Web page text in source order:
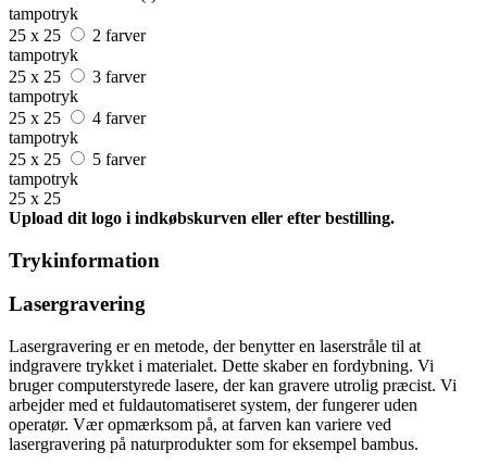
tampotryk
25 x 25
2 farver
tampotryk
25 x 25
3 farver
tampotryk
25 x 25
4 farver
tampotryk
25 x 25
5 farver
tampotryk
25 x 25
Upload dit logo i indkøbskurven eller efter bestilling.
Trykinformation
Lasergravering
Lasergravering er en metode, der benytter en laserstråle til at
indgravere trykket i materialet. Dette skaber en fordybning. Vi
bruger computerstyrede lasere, der kan gravere utrolig præcist. Vi
arbejder med et fuldautomatiseret system, der fungerer uden
operatør. Vær opmærksom på, at farven kan variere ved
lasergravering på naturprodukter som for eksempel bambus.